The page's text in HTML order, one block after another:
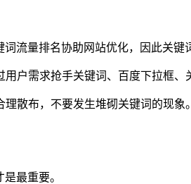
词流量排名协助网站优化，因此关键
用户需求抢手关键词、百度下拉框
理散布，不要发生堆砌关键词的现
最重要。